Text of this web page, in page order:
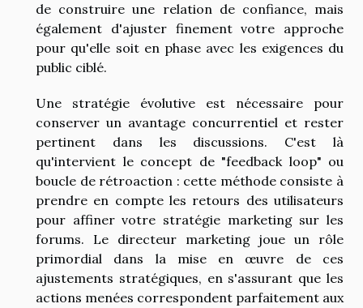
de construire une relation de confiance, mais
également d'ajuster finement votre approche
pour qu'elle soit en phase avec les exigences du
public ciblé.
Une stratégie évolutive est nécessaire pour
conserver un avantage concurrentiel et rester
pertinent dans les discussions. C'est là
qu'intervient le concept de "feedback loop" ou
boucle de rétroaction : cette méthode consiste à
prendre en compte les retours des utilisateurs
pour affiner votre stratégie marketing sur les
forums. Le directeur marketing joue un rôle
primordial dans la mise en œuvre de ces
ajustements stratégiques, en s'assurant que les
actions menées correspondent parfaitement aux